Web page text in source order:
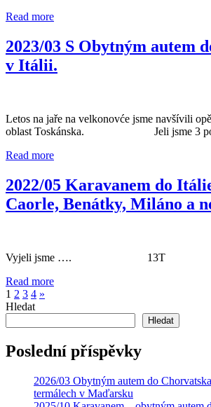
Read more
2023/03 S Obytným autem
v Itálii.
Letos na jaře na velkonovće jsme navšívili
oblast Toskánska. Jeli jsme 3
Read more
2022/05 Karavanem do
Caorle, Benátky, Miláno a
Vyjeli jsme …. 13T
Read more
1 2 3 4 »
Hledat
Hledat
Poslední příspěvky
2026/03 Obytným autem do
termálech v Maďarsku